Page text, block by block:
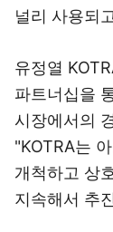
널리 사용되
유정열
파트너십을
시장에서의
"KOTRA는
개척하고 상
지속해서 추